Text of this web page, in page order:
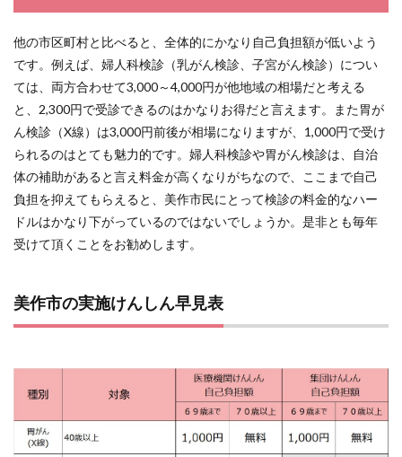
でき
る施
設
7.1
美作
市内
の施
設
他の市区町村と比べると、全体的にかなり自己負担額が低いよう
です。例えば、婦人科検診（乳がん検診、子宮がん検診）につい
ては、両方合わせて3,000～4,000円が他地域の相場だと考える
と、2,300円で受診できるのはかなりお得だと言えます。また胃が
ん検診（X線）は3,000円前後が相場になりますが、1,000円で受け
られるのはとても魅力的です。婦人科検診や胃がん検診は、自治
体の補助があると言え料金が高くなりがちなので、ここまで自己
負担を抑えてもらえると、美作市民にとって検診の料金的なハー
ドルはかなり下がっているのではないでしょうか。是非とも毎年
受けて頂くことをお勧めします。
美作市の実施けんしん早見表